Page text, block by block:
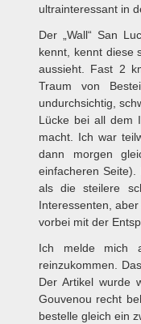
ultrainteressant in
Der „Wall“ San
kennt, kennt diese
aussieht. Fast 2
Traum von
undurchsichtig,
Lücke bei all dem
macht. Ich war
dann morgen
einfacheren
als die steilere
Interessenten,
vorbei mit der
Ich melde mich
reinzukommen.
Der Artikel wurde
Gouvenou recht
bestelle gleich ein